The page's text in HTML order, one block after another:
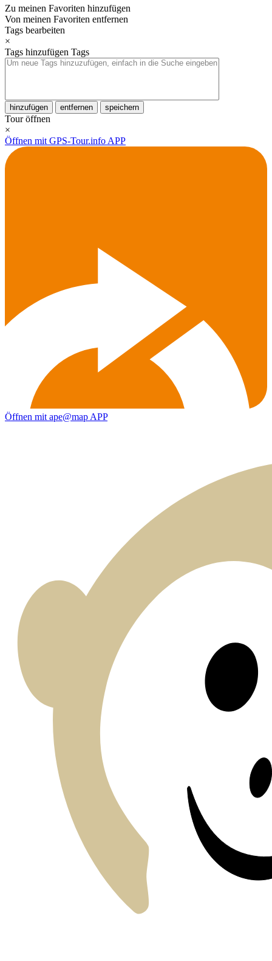
Zu meinen Favoriten hinzufügen
Von meinen Favoriten entfernen
Tags bearbeiten
×
Tags hinzufügen Tags
hinzufügen entfernen speichern
Tour öffnen
×
Öffnen mit GPS-Tour.info APP
Öffnen mit ape@map APP